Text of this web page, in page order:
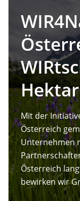
Mit der
Österreich
Unternehmen
Österreich
bewirken wir